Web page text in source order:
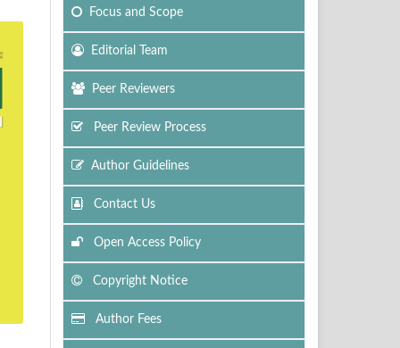
Focus and Scope
Editorial Team
Peer Reviewers
Peer Review Process
Author Guidelines
Contact Us
Open Access Policy
Copyright Notice
Author Fees